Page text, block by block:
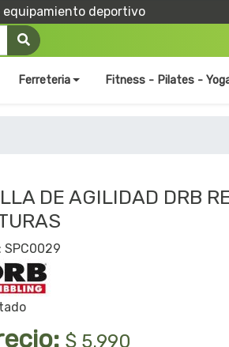
equipamiento deportivo
Ferreteria Fitness - Pilates -
DE AGILIDAD DRB
SPC0029
$ 5.990